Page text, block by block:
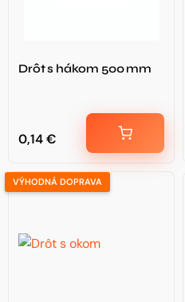
Drôt s hákom 500 mm
0,14€
VÝHODNÁ DOPRAVA